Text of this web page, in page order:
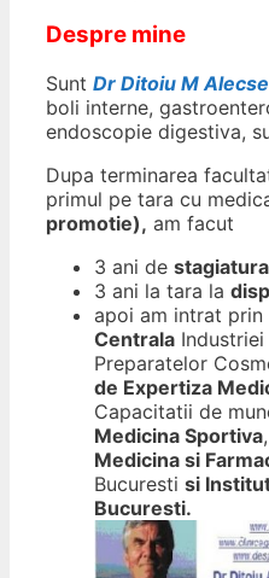
Despre mine
Sunt Dr Ditoiu M
boli interne,
endoscopie digestiva,
Dupa terminarea
primul pe tara cu
promotie), am facut
3 ani de stagiatura
3 ani la tara la
apoi am intrat prin
Centrala
Preparatelor
de Expertiza
Capacitatii de
Medicina Sportiva
Medicina si
Bucuresti si
Bucuresti.